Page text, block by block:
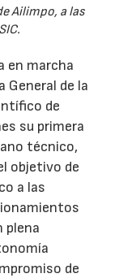
Ailimpo, a las
en marcha
General de la
de
su primera
técnico,
objetivo de
a las
plena
de